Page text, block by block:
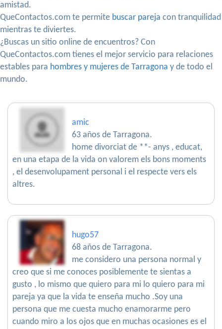
amistad.
QueContactos.com te permite buscar pareja con tranquilidad
mientras te diviertes.
¿Buscas un sitio online de encuentros? Con
QueContactos.com tienes el mejor servicio para relaciones
estables para hombres y mujeres de Tarragona y de todo el
mundo.
amic
63 años de Tarragona.
home divorciat de **- anys , educat,
en una etapa de la vida on valorem els bons moments
, el desenvolupament personal i el respecte vers els
altres.
hugo57
68 años de Tarragona.
me considero una persona normal y
creo que si me conoces posiblemente te sientas a
gusto , lo mismo que quiero para mi lo quiero para mi
pareja ya que la vida te enseña mucho .Soy una
persona que me cuesta mucho enamorarme pero
cuando miro a los ojos que en muchas ocasiones es el